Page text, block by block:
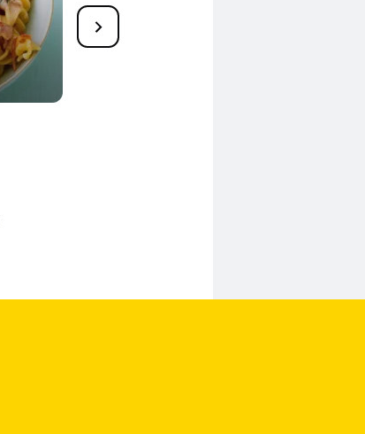
6
Pasta mit Kräuter-
Carbonara